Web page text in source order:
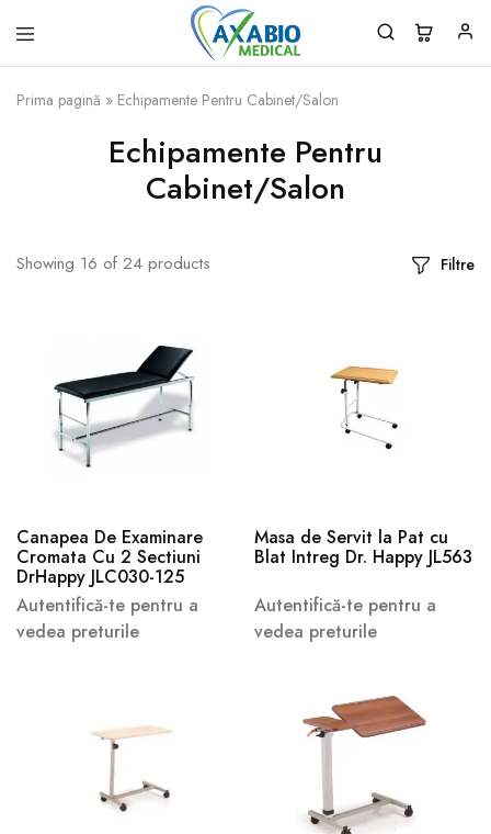
Axabio
Solutii
sanatatea
Prima pagină » Echipamente Pentru Cabinet/Salon
Echipamente Pentru
Cabinet/Salon
Showing 16 of 24 products Filtre
Canapea De Examinare
Cromata Cu 2 Sectiuni
DrHappy JLC030-125
Autentifică-te pentru a
vedea preturile
Masa de Servit la Pat cu
Blat Intreg Dr. Happy JL563
Autentifică-te pentru a
vedea preturile